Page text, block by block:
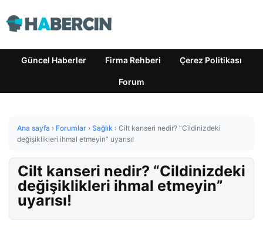
Güncel Haberler Firma Rehberi Çerez Politikası
Forum
Ana sayfa › Forumlar › Sağlık › Cilt kanseri nedir? “Cildinizdeki
değişiklikleri ihmal etmeyin” uyarısı!
Cilt kanseri nedir? “Cildinizdeki
değişiklikleri ihmal etmeyin”
uyarısı!